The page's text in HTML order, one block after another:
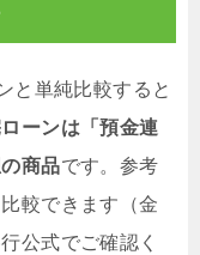
と単純比較すると
ーンは「預金連
商品です。参考
較できます（金
公式でご確認く